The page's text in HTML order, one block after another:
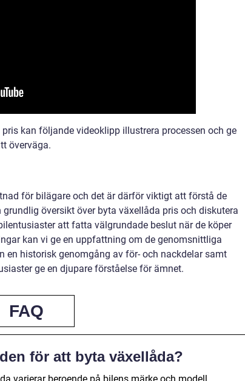
kan följande videoklipp illustrera processen och ge
överväga.
för bilägare och det är därför viktigt att förstå de
översikt över byta växellåda pris och diskutera
att fatta välgrundade beslut när de köper
kan vi ge en uppfattning om de genomsnittliga
en historisk genomgång av för- och nackdelar samt
ge en djupare förståelse för ämnet.
FAQ
för att byta växellåda?